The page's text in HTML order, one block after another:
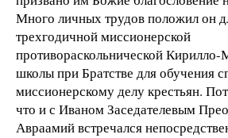
Много личных трудов положил он
трехгодичной миссионерской
противораскольнической
школы при Братстве для обучения
миссионерскому делу крестьян.
что и с Иваном Заседателевым
Авраамий встречался